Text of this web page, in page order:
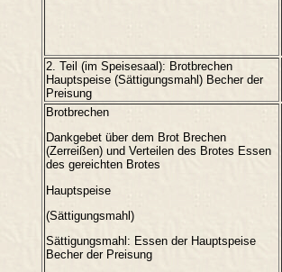
2. Teil (im Speisesaal): Brotbrechen
Hauptspeise (Sättigungsmahl) Becher der
Preisung
Brotbrechen
Dankgebet über dem Brot Brechen
(Zerreißen) und Verteilen des Brotes Essen
des gereichten Brotes
Hauptspeise
(Sättigungsmahl)
Sättigungsmahl: Essen der Hauptspeise
Becher der Preisung